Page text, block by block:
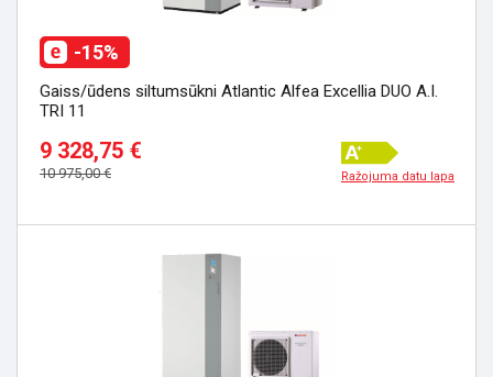
Gaiss/ūdens siltumsūkni Atlantic Alfea Excellia DUO A.I.
TRI 11
9 328,75 €
10 975,00 €
-15%
Ražojuma datu lapa